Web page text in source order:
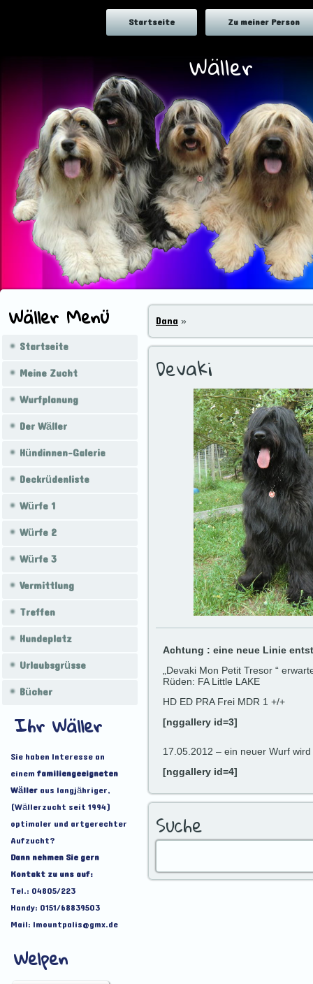
Startseite Zu meiner Person
Wäller
Wäller Menü
Startseite
Meine Zucht
Wurfplanung
Der Wäller
Hündinnen-Galerie
Deckrüdenliste
Würfe 1
Würfe 2
Würfe 3
Vermittlung
Treffen
Hundeplatz
Urlaubsgrüsse
Bücher
Ihr Wäller
Sie haben Interesse an
einemfamiliengeeigneten
Wälleraus langjähriger,
(Wällerzucht seit 1994)
optimaler und artgerechter
Aufzucht?
Dann nehmen Sie gern
Kontakt zu uns auf:
Tel.: 04805/223
Handy: 0151/68839503
Mail: lmountpalis@gmx.de
Welpen
Dana »
Devaki
Achtung : eine neue Linie
„Devaki Mon Petit Tresor “
Rüden: FA Little LAKE
HD ED PRA Frei MDR 1 +/+
[nggallery id=3]
17.05.2012 – ein neuer Wurf
[nggallery id=4]
Suche